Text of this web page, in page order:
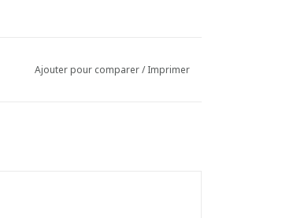
Ajouter pour comparer/Imprimer